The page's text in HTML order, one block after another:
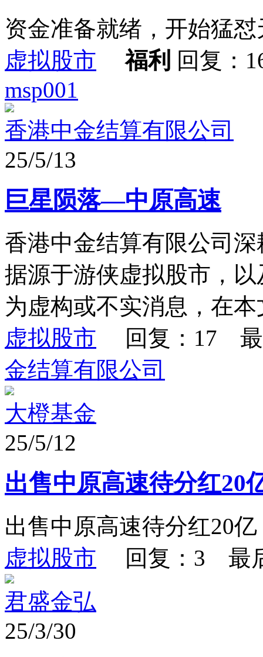
资金准备就绪，开始猛
虚拟股市
福利 回复：
msp001
香港中金结算有限公司
25/5/13
巨星陨落—中原高速
香港中金结算有限公司
据源于游侠虚拟股市，
为虚构或不实消息，在
虚拟股市 回复：17 最
金结算有限公司
大橙基金
25/5/12
出售中原高速待分红20
出售中原高速待分红20
虚拟股市 回复：3 最
君盛金弘
25/3/30